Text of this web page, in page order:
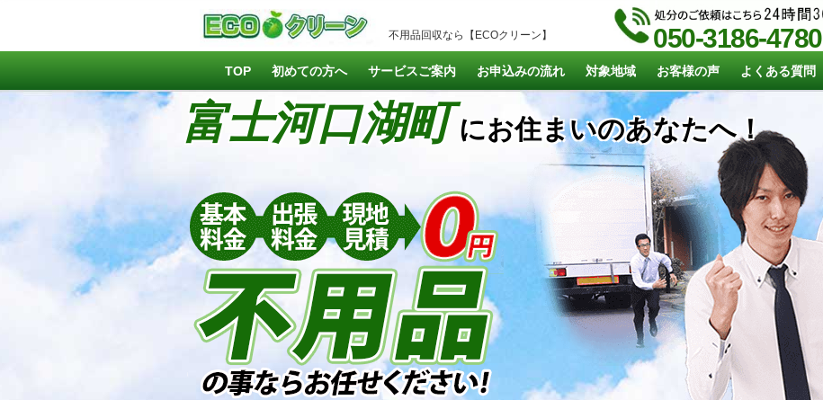
不用品回収なら【ECOクリーン】 050-3186-4780
TOP 初めての方へ サービスご案内 お申込みの流れ 対象地域 お客様の声 よくある質問
富士河口湖町 にお住まいのあなたへ！